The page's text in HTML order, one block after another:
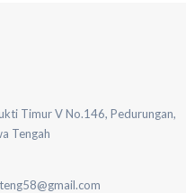
Timur V No.146, Pedurungan,
Tengah